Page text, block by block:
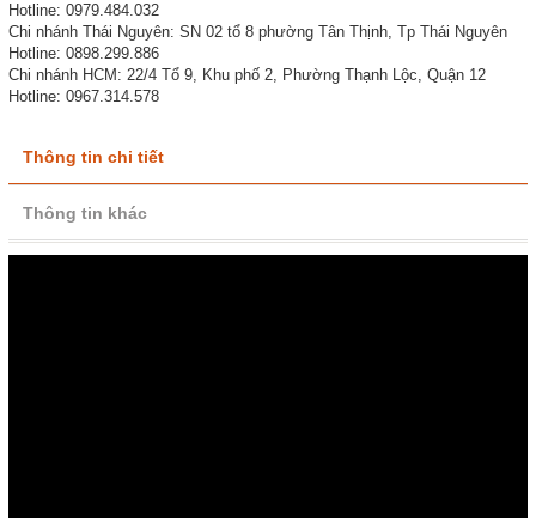
Hotline: 0979.484.032
Chi nhánh Thái Nguyên: SN 02 tổ 8 phường Tân Thịnh, Tp Thái Nguyên
Hotline: 0898.299.886
Chi nhánh HCM: 22/4 Tổ 9, Khu phố 2, Phường Thạnh Lộc, Quận 12
Hotline: 0967.314.578
Thông tin chi tiết
Thông tin khác